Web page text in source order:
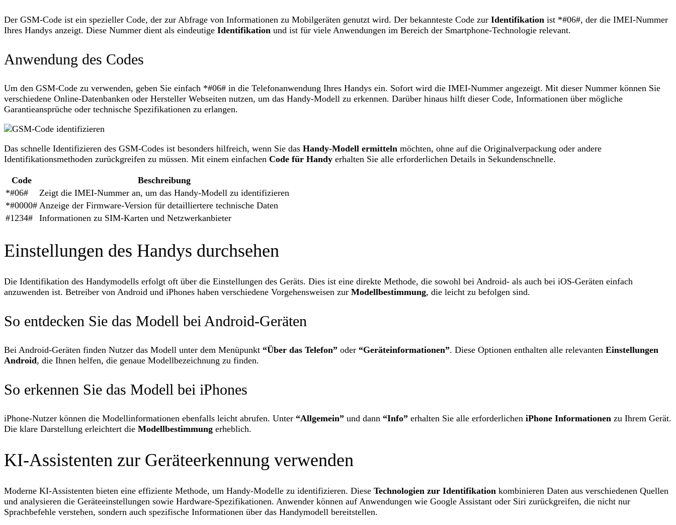
Der GSM-Code ist ein spezieller Code, der zur Abfrage von Informationen zu Mobilgeräten genutzt wird. Der bekannteste Code zur Identifikation ist *#06#, der die IMEI-Nummer
Ihres Handys anzeigt. Diese Nummer dient als eindeutige Identifikation und ist für viele Anwendungen im Bereich der Smartphone-Technologie relevant.
Anwendung des Codes
Um den GSM-Code zu verwenden, geben Sie einfach *#06# in die Telefonanwendung Ihres Handys ein. Sofort wird die IMEI-Nummer angezeigt. Mit dieser Nummer können Sie
verschiedene Online-Datenbanken oder Hersteller Webseiten nutzen, um das Handy-Modell zu erkennen. Darüber hinaus hilft dieser Code, Informationen über mögliche
Garantieansprüche oder technische Spezifikationen zu erlangen.
Das schnelle Identifizieren des GSM-Codes ist besonders hilfreich, wenn Sie das Handy-Modell ermitteln möchten, ohne auf die Originalverpackung oder andere
Identifikationsmethoden zurückgreifen zu müssen. Mit einem einfachen Code für Handy erhalten Sie alle erforderlichen Details in Sekundenschnelle.
Code
Beschreibung
*#06#
Zeigt die IMEI-Nummer an, um das Handy-Modell zu identifizieren
*#0000# Anzeige der Firmware-Version für detailliertere technische Daten
#1234#
Informationen zu SIM-Karten und Netzwerkanbieter
Einstellungen des Handys durchsehen
Die Identifikation des Handymodells erfolgt oft über die Einstellungen des Geräts. Dies ist eine direkte Methode, die sowohl bei Android- als auch bei iOS-Geräten einfach
anzuwenden ist. Betreiber von Android und iPhones haben verschiedene Vorgehensweisen zur Modellbestimmung, die leicht zu befolgen sind.
So entdecken Sie das Modell bei Android-Geräten
Bei Android-Geräten finden Nutzer das Modell unter dem Menüpunkt “Über das Telefon” oder “Geräteinformationen”. Diese Optionen enthalten alle relevanten Einstellungen
Android, die Ihnen helfen, die genaue Modellbezeichnung zu finden.
So erkennen Sie das Modell bei iPhones
iPhone-Nutzer können die Modellinformationen ebenfalls leicht abrufen. Unter “Allgemein” und dann “Info” erhalten Sie alle erforderlichen iPhone Informationen zu Ihrem Gerät.
Die klare Darstellung erleichtert die Modellbestimmung erheblich.
KI-Assistenten zur Geräteerkennung verwenden
Moderne KI-Assistenten bieten eine effiziente Methode, um Handy-Modelle zu identifizieren. Diese Technologien zur Identifikation kombinieren Daten aus verschiedenen Quellen
und analysieren die Geräteeinstellungen sowie Hardware-Spezifikationen. Anwender können auf Anwendungen wie Google Assistant oder Siri zurückgreifen, die nicht nur
Sprachbefehle verstehen, sondern auch spezifische Informationen über das Handymodell bereitstellen.